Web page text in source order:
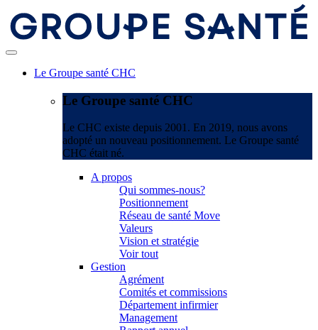
Le Groupe santé CHC
Le Groupe santé CHC
Le CHC existe depuis 2001. En 2019, nous avons
adopté un nouveau positionnement. Le Groupe santé
CHC était né.
A propos
Qui sommes-nous?
Positionnement
Réseau de santé Move
Valeurs
Vision et stratégie
Voir tout
Gestion
Agrément
Comités et commissions
Département infirmier
Management